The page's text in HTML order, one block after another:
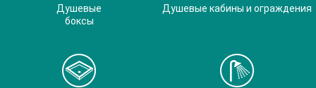
Душевые
боксы
Душевые кабины и ограждения